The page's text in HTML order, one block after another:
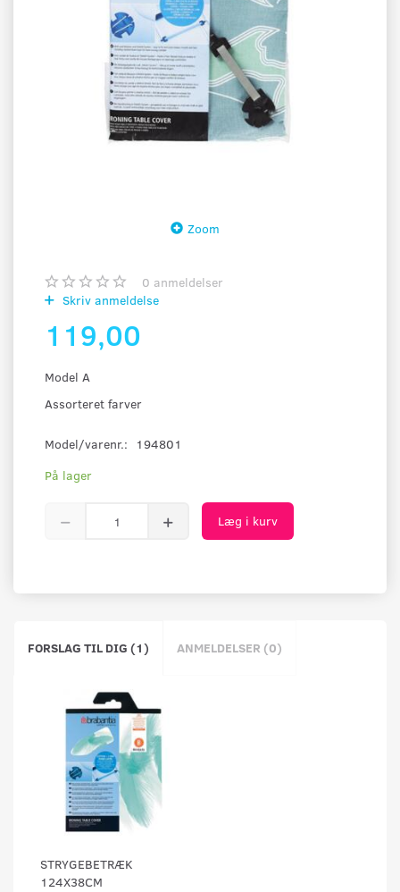
Zoom
0 anmeldelser
Skriv anmeldelse
119,00
Model A
Assorteret farver
Model/varenr.:
194801
På lager
Læg i kurv
FORSLAG TIL DIG (1) ANMELDELSER (0)
STRYGEBETRÆK
124X38CM